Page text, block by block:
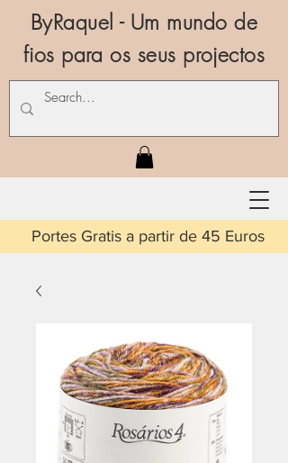
ByRaquel - Um mundo de
fios para os seus projectos
a partir de 45 Euros